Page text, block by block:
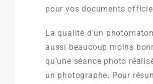
pour vos documents
La qualité d’un
aussi beaucoup moins
qu’une séance photo
un photographe. Pour